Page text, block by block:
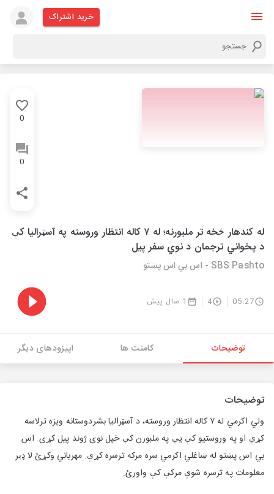
خرید اشتراک
0
0
له کندهار څخه تر ملبورنه؛ له ۷ کاله انتظار وروسته په آسټرالیا کې
د پخواني ترجمان د نوي سفر پیل
SBS Pashto - اس بي اس پښتو
05:27
4 1 سال پیش
توضیحات کامنت ها اپیزودهای دیگر
توضیحات
ولي اکرمي له ۷ کاله انتظار وروسته، د آسټرالیا بشردوستانه ویزه ترلاسه
کړې او په وروستیو کې یې په ملبورن کې خپل نوی ژوند پیل کړی. اس
بي اس پښتو له ښاغلي اکرمي سره مرکه ترسره کړې. مهرباني وکړئ لا ډېر
معلومات په ترسره شوې مرکې کې واورئ.